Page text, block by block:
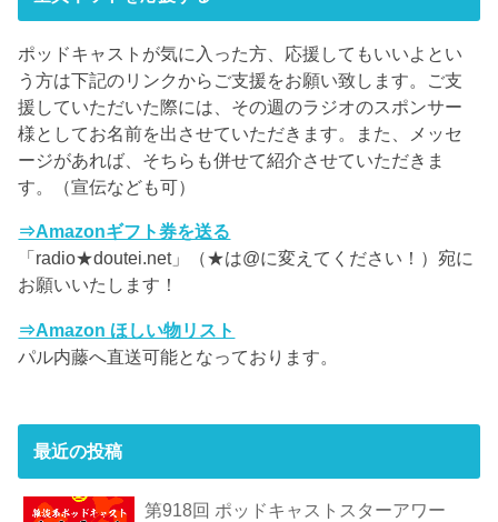
ポッドキャストが気に入った方、応援してもいいよとい
う方は下記のリンクからご支援をお願い致します。ご支
援していただいた際には、その週のラジオのスポンサー
様としてお名前を出させていただきます。また、メッセ
ージがあれば、そちらも併せて紹介させていただきま
す。（宣伝なども可）
⇒Amazonギフト券を送る
「radio★doutei.net」（★は@に変えてください！）宛に
お願いいたします！
⇒Amazon ほしい物リスト
パル内藤へ直送可能となっております。
最近の投稿
第918回 ポッドキャストスターアワー